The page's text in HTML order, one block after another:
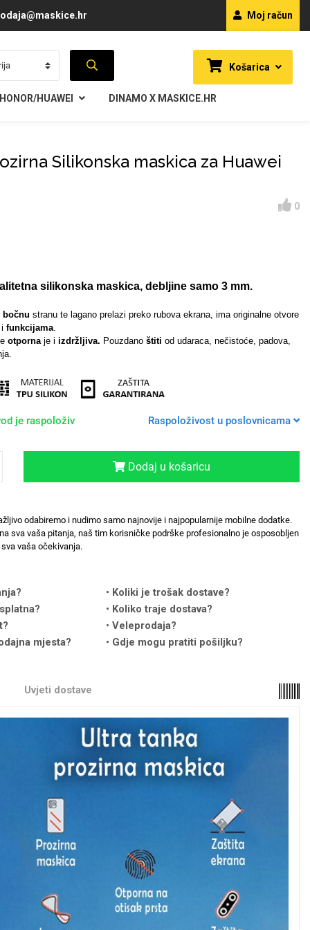
Moj račun
Košarica
HUAWEI DINAMO X MASKICE.HR
Silikonska maskica za Huawei
0
silikonska maskica, debljine samo 3 mm.
bočnu stranu te lagano prelazi preko rubova ekrana, ima originalne otvore
funkcijama.
otpornaje i izdržljiva. Pouzdano štiti od udaraca, nečistoće, padova,
je raspoloživ Raspoloživost u poslovnicama
Dodaj u košaricu
odabiremo i nudimo samo najnovije i najpopularnije mobilne dodatke.
sva vaša pitanja, naš tim korisničke podrške profesionalno je osposobljen
vaša očekivanja.
Koliki je trošak dostave?
Koliko traje dostava?
Veleprodaja?
mjesta?
Gdje mogu pratiti pošiljku?
Uvjeti dostave